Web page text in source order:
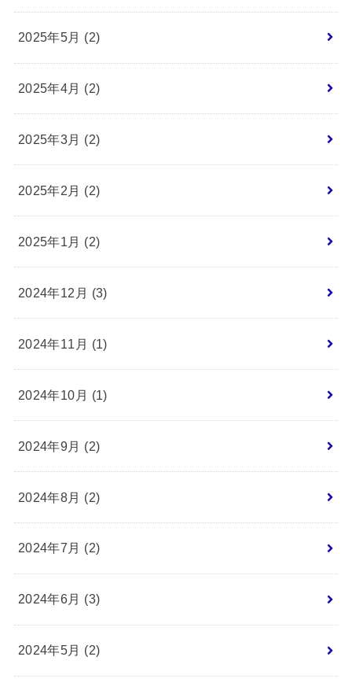
2025年5月 (2)
2025年4月 (2)
2025年3月 (2)
2025年2月 (2)
2025年1月 (2)
2024年12月 (3)
2024年11月 (1)
2024年10月 (1)
2024年9月 (2)
2024年8月 (2)
2024年7月 (2)
2024年6月 (3)
2024年5月 (2)